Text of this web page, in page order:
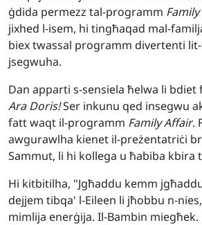
ġdida permezz tal-programm
jixhed l-isem, hi tingħaqad mal-
biex twassal programm divertenti
jsegwuha.
Dan apparti s-sensiela ħelwa li bdiet
Ara Doris!Ser inkunu qed insegwu
fatt waqt il-programm Family Affair.
awgurawlha kienet il-preżentatriċi
Sammut, li hi kollega u ħabiba kbira
Hi kitbitilha, "Jgħaddu kemm
dejjem tibqa' l-Eileen li jħobbu n-
mimlija enerġija. Il-Bambin miegħek.